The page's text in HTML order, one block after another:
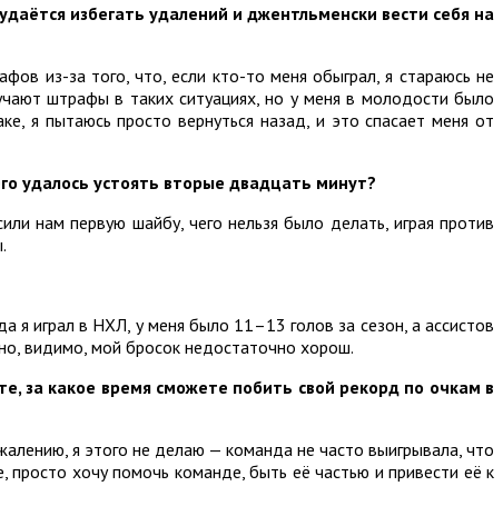
избегать удалений и джентльменски вести себя на
из-за того, что, если кто-то меня обыграл, я стараюсь не
штрафы в таких ситуациях, но у меня в молодости было
я пытаюсь просто вернуться назад, и это спасает меня от
удалось устоять вторые двадцать минут?
нам первую шайбу, чего нельзя было делать, играя против
я играл в НХЛ, у меня было 11–13 голов за сезон, а ассистов
видимо, мой бросок недостаточно хорош.
за какое время сможете побить свой рекорд по очкам в
я этого не делаю — команда не часто выигрывала, что
просто хочу помочь команде, быть её частью и привести её к